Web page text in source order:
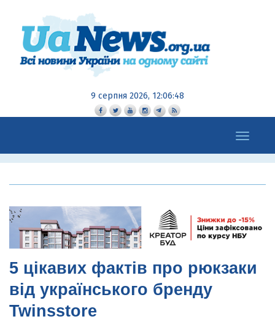
9 серпня 2026, 12:06:49
Toggle
navigation
5 цікавих фактів про рюкзаки
від українського бренду
Twinsstore